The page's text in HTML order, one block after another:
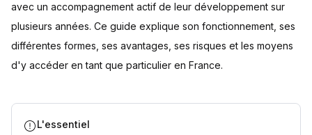
PME
Capital-transmission et LBO : optimiser les entreprises
Autres stratégies comme le capital-retournement
Les atouts : rendement élevé et diversification du
Les risques : illiquidité et horizon d'investissement long
avec un accompagnement actif de leur développement sur
plusieurs années. Ce guide explique son fonctionnement, ses
différentes formes, ses avantages, ses risques et les moyens
d'y accéder en tant que particulier en France.
L'essentiel